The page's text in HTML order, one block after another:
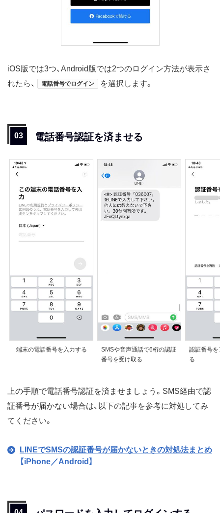
iOS版では3つ、Android版では2つのログイン方法が表示さ
れたら、
電話番号でログイン を選択します。
電話番号認証を済ませる
端末の電話番号を入力する
SMSや音声通話で6桁の認証
番号を受け取る
認証番号
る
上の手順で電話番号認証を済ませましょう。SMS経由で認
証番号が届かない場合は、以下の記事を参考に対処してみ
てください。
LINEでSMSの認証番号が届かないときの対処法まとめ
【iPhone／Android】